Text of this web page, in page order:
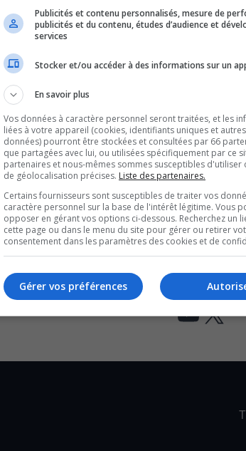
de SOS Outaouais, se réjouit
la région est passé de 349 à
auxquels l’Outaouais fait
de main-d’oeuvre. Ainsi,
aux partis politiques le
un recours judiciaire.
sol ontarien pour des soins de santé
pour la Fondation Santé Outaouais
Cégep de l’Outaouais
X
Publicités et contenu personnalisés, mesure de
publicités et du contenu, études d’audience et
services
Stocker et/ou accéder à des informations sur un
En savoir plus
Vos données à caractère personnel seront traitées, et les
liées à votre appareil (cookies, identifiants uniques et
données) pourront être stockées et consultées par 66
que partagées avec lui, ou utilisées spécifiquement par ce
partenaires et nous-mêmes sommes susceptibles d'utiliser
de géolocalisation précises. Liste des partenaires.
Certains fournisseurs sont susceptibles de traiter vos
caractère personnel sur la base de l'intérêt légitime. Vous
opposer en gérant vos options ci-dessous. Recherchez un
cette page ou dans le menu du site pour gérer ou retirer
consentement dans les paramètres des cookies et de
Gérer vos préférences